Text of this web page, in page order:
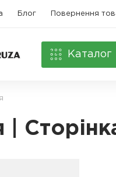
Блог Повернення
Каталог
|